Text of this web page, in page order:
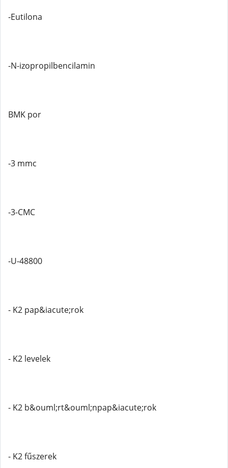
-Eutilona
-N-izopropilbencilamin
BMK por
-3 mmc
-3-CMC
-U-48800
- K2 pap&iacute;rok
- K2 levelek
- K2 b&ouml;rt&ouml;npap&iacute;rok
- K2 fűszerek